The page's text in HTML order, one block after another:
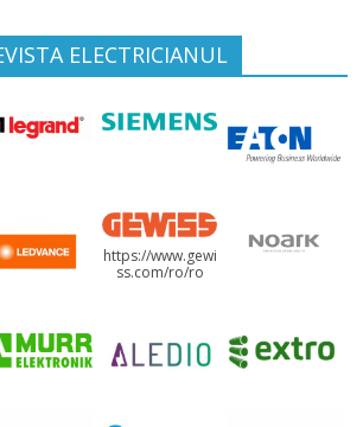
ELECTRICIANUL
https://www.gewi
ss.com/ro/ro